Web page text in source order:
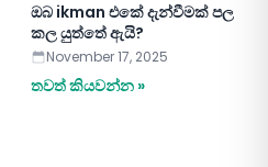
ඔබ ikman එකේ දැන්වීමක් පල
කල යුත්තේ ඇයි?
November 17, 2025
තවත් කියවන්න »